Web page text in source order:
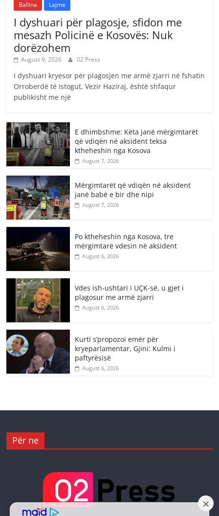
Ballina Lajme
I dyshuari për plagosje, sfidon me
mesazh Policinë e Kosovës: Nuk
dorëzohem
August 9, 2026 02 Press
I dyshuari kryesor për plagosjen me armë zjarri në fshatin
Orroberdë të Istogut, Vezir Haziraj, është shfaqur
publikisht me një
E dhimbshme: Këta janë mërgimtarët
që vdiqën në aksident teksa
ktheheshin nga Kosova
August 7, 2026
Mërgimtarët që vdiqën në aksident
janë babë e bir dhe nipi
August 7, 2026
Po ktheheshin nga Kosova, tre
mërgimtarë vdesin në aksident
August 6, 2026
Vdes ish-ushtari i UÇK-së, u gjet i
plagosur me armë zjarri
August 6, 2026
Kurti s’propozoi emër për
kryeparlamentar, Gjini: Kulmi i
paftyrësisë
August 6, 2026
Për ne